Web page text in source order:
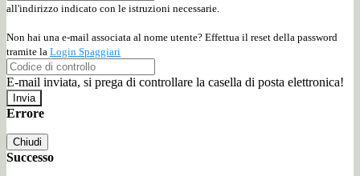
all'indirizzo indicato con le istruzioni necessarie.
Non hai una e-mail associata al nome utente? Effettua il reset della password
tramite la Login Spaggiari
E-mail inviata, si prega di controllare la casella di posta elettronica!
Errore
Chiudi
Successo